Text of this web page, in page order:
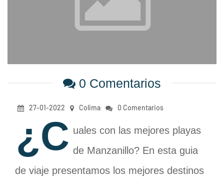
0 Comentarios
27-01-2022 Colima 0 Comentarios
¿C uales con las mejores playas
de Manzanillo? En esta guia
de viaje presentamos los mejores destinos